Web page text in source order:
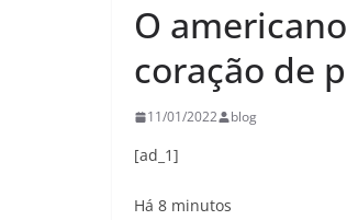
O
coração de
11/01/2022 blog
[ad_1]
Há 8 minutos